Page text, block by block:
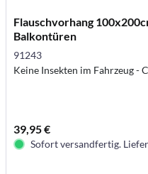
Flauschvorhang
Balkontüren
91243
Keine Insekten im Fahrzeug -
39,95 €
Sofort versandfertig.